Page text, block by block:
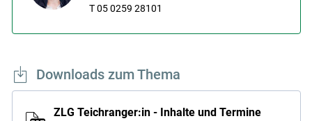
T 05 0259 28101
Downloads zum Thema
ZLG Teichranger:in - Inhalte und Termine